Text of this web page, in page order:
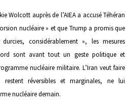
Wolcott auprès de l’AIEA a accusé Téhéran
nucléaire » et que Trump a promis que
considérablement », les mesures
sont avant tout un geste politique et
nucléaire militaire. L’Iran veut faire
réversibles et marginales, ne lui
nucléaire demain.